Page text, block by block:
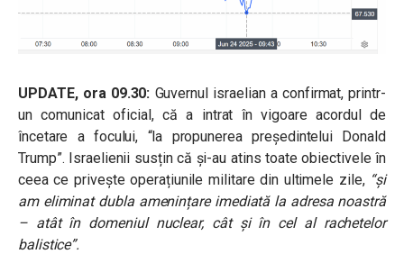
UPDATE, ora 09.30: Guvernul israelian a confirmat, printr-
un comunicat oficial, că a intrat în vigoare acordul de
încetare a focului, “la propunerea președintelui Donald
Trump”. Israelienii susțin că și-au atins toate obiectivele în
ceea ce privește operațiunile militare din ultimele zile, “și
am eliminat dubla amenințare imediată la adresa noastră
– atât în domeniul nuclear, cât și în cel al rachetelor
balistice”.